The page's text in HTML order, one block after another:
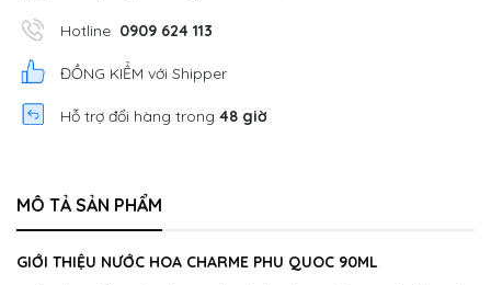
Hotline 0909 624 113
ĐỒNG KIỂM với Shipper
Hỗ trợ đổi hàng trong 48 giờ
MÔ TẢ SẢN PHẨM
GIỚI THIỆU NƯỚC HOA CHARME PHU QUOC 90ML